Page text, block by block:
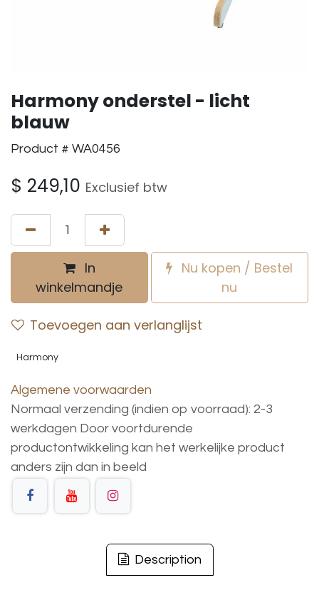
Harmony onderstel - licht
blauw
Product # WA0456
$ 249,10 Exclusief btw
In
winkelmandje
Nu kopen / Bestel
nu
Toevoegen aan verlanglijst
Harmony
Algemene voorwaarden
Normaal verzending (indien op voorraad): 2-3
werkdagen Door voortdurende
productontwikkeling kan het werkelijke product
anders zijn dan in beeld
Description